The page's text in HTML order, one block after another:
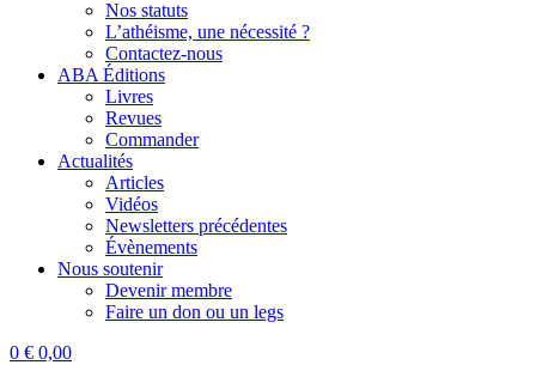
Nos statuts
L’athéisme, une nécessité ?
Contactez-nous
ABA Éditions
Livres
Revues
Commander
Actualités
Articles
Vidéos
Newsletters précédentes
Évènements
Nous soutenir
Devenir membre
Faire un don ou un legs
0 € 0,00